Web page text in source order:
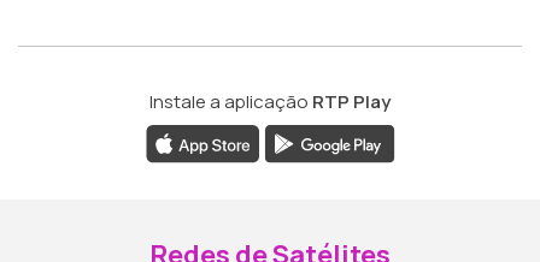
Instale a aplicação RTP Play
Redes de Satélites